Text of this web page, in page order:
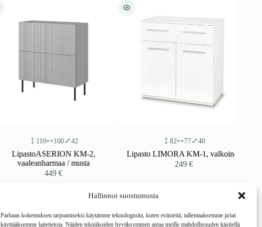
Hallinnoi suostumusta
Parhaan kokemuksen tarjoamiseksi käytämme teknologioita, kuten evästeitä, tallentaaksemme ja/tai
käyttääksemme laitetietoja. Näiden tekniikoiden hyväksyminen antaa meille mahdollisuuden käsitellä
110 100 42
LipastoASERION KM-2,
vaaleanharmaa / musta
449€
77 40
Lipasto LIMORA KM-1, valkoinen
249€